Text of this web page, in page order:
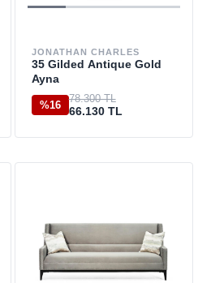
JONATHAN CHARLES
35 Gilded Antique Gold
Ayna
%16
78.300 TL
66.130 TL